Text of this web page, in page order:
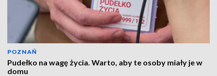
POZNAŃ
Pudełko na wagę życia. Warto, aby te osoby miały je w
domu